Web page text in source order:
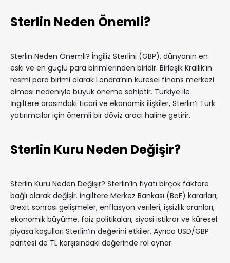
Sterlin Neden Önemli?
Sterlin Neden Önemli? İngiliz Sterlini (GBP), dünyanın en
eski ve en güçlü para birimlerinden biridir. Birleşik Krallık’ın
resmi para birimi olarak Londra’nın küresel finans merkezi
olması nedeniyle büyük öneme sahiptir. Türkiye ile
İngiltere arasındaki ticari ve ekonomik ilişkiler, Sterlin’i Türk
yatırımcılar için önemli bir döviz aracı haline getirir.
Sterlin Kuru Neden Değişir?
Sterlin Kuru Neden Değişir? Sterlin’in fiyatı birçok faktöre
bağlı olarak değişir. İngiltere Merkez Bankası (BoE) kararları,
Brexit sonrası gelişmeler, enflasyon verileri, işsizlik oranları,
ekonomik büyüme, faiz politikaları, siyasi istikrar ve küresel
piyasa koşulları Sterlin’in değerini etkiler. Ayrıca USD/GBP
paritesi de TL karşısındaki değerinde rol oynar.